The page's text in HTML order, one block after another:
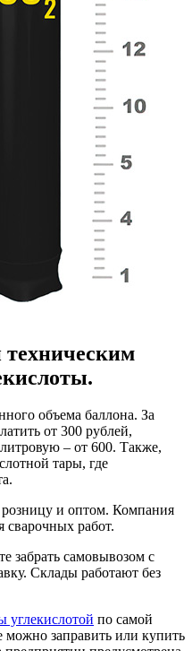
техническим
объема баллона. За
от 300 рублей,
– от 600. Также,
тары, где
розницу и оптом. Компания
сварочных работ.
забрать самовывозом с
Склады работают без
углекислотой по самой
заправить или купить